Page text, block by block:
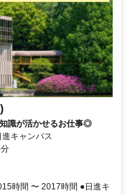
識が活かせるお仕事◎
キャンパス
時間 〜 2017時間 ●日進キ